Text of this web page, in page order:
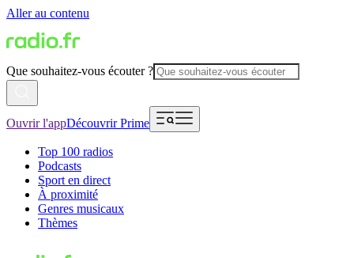
Aller au contenu
Que souhaitez-vous écouter ?
Ouvrir l'appDécouvrir Prime
Top 100 radios
Podcasts
Sport en direct
À proximité
Genres musicaux
Thèmes